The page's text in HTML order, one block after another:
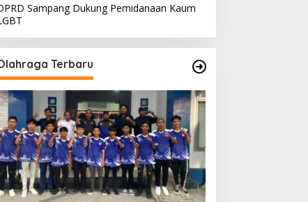
Sampang Dukung Pemidanaan Kaum
Terbaru